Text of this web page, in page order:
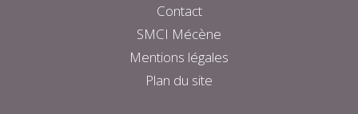
Contact
SMCI Mécène
Mentions légales
Plan du site